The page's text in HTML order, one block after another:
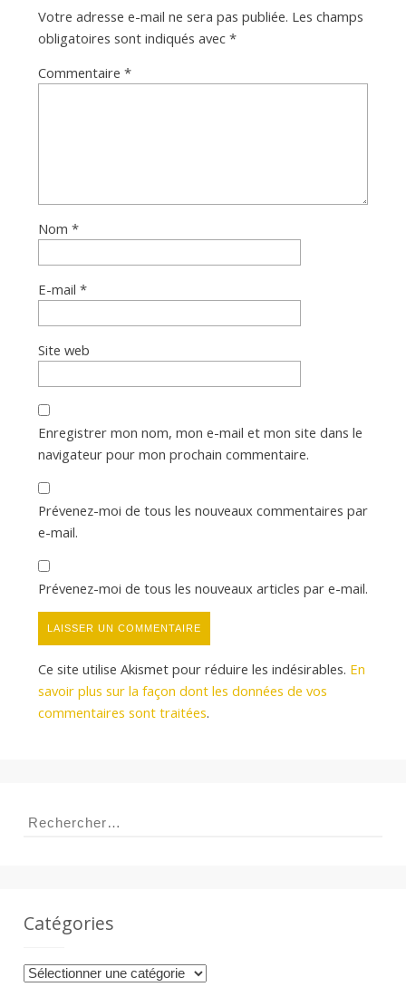
Votre adresse e-mail ne sera pas publiée. Les champs
obligatoires sont indiqués avec *
Commentaire *
Nom *
E-mail *
Site web
Enregistrer mon nom, mon e-mail et mon site dans le
navigateur pour mon prochain commentaire.
Prévenez-moi de tous les nouveaux commentaires par
e-mail.
Prévenez-moi de tous les nouveaux articles par e-mail.
Ce site utilise Akismet pour réduire les indésirables. En
savoir plus sur la façon dont les données de vos
commentaires sont traitées.
Rechercher :
Catégories
Catégories